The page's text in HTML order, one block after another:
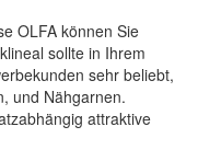
OLFA können Sie
sollte in Ihrem
sehr beliebt,
, und Nähgarnen.
attraktive